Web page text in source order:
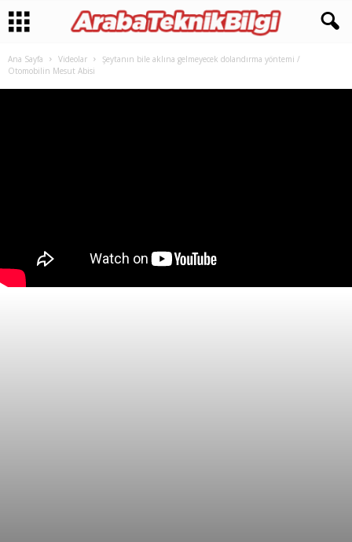
Ana Sayfa Videolar
Şeytanın bile aklına gelmeyecek dolandırma yöntemi /
Otomobilin Mesut Abisi